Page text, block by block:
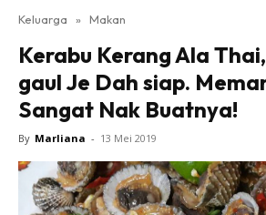
Keluarga » Makan
Kerabu Kerang Ala
gaul Je Dah siap.
Sangat Nak Buatnya!
By Marliana - 13 Mei 2019